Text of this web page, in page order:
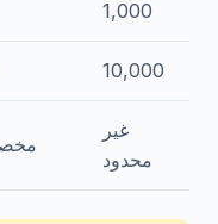
1,000
10,000
غير
محدود